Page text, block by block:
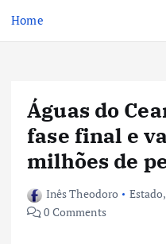
Home
Águas do
fase final e
milhões de
Inês Theodoro Estado,
0 Comments